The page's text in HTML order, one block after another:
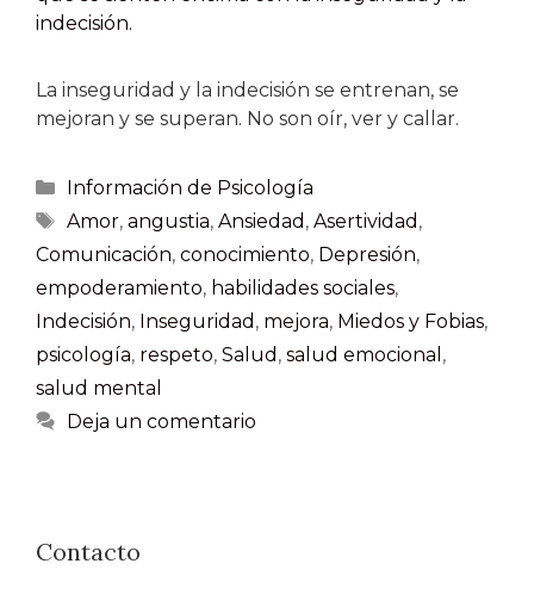
La inseguridad y la indecisión se entrenan, se
mejoran y se superan. No son oír, ver y callar.
Información de Psicología
Amor, angustia, Ansiedad , Asertividad ,
Comunicación, conocimiento, Depresión,
empoderamiento, habilidades sociales,
Indecisión, Inseguridad , mejora, Miedos y Fobias,
psicología, respeto, Salud , salud emocional ,
salud mental
Deja un comentario
Contacto